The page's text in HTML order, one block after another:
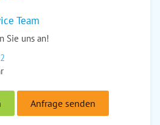
Team
Sie uns an!
Anfrage senden